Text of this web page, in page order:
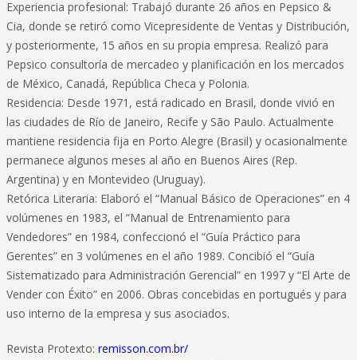
Experiencia profesional: Trabajó durante 26 años en Pepsico &
Cia, donde se retiró como Vicepresidente de Ventas y Distribución,
y posteriormente, 15 años en su propia empresa. Realizó para
Pepsico consultoría de mercadeo y planificación en los mercados
de México, Canadá, República Checa y Polonia.
Residencia: Desde 1971, está radicado en Brasil, donde vivió en
las ciudades de Río de Janeiro, Recife y São Paulo. Actualmente
mantiene residencia fija en Porto Alegre (Brasil) y ocasionalmente
permanece algunos meses al año en Buenos Aires (Rep.
Argentina) y en Montevideo (Uruguay).
Retórica Literaria: Elaboró el “Manual Básico de Operaciones” en 4
volúmenes en 1983, el “Manual de Entrenamiento para
Vendedores” en 1984, confeccionó el “Guía Práctico para
Gerentes” en 3 volúmenes en el año 1989. Concibió el “Guía
Sistematizado para Administración Gerencial” en 1997 y “El Arte de
Vender con Éxito” en 2006. Obras concebidas en portugués y para
uso interno de la empresa y sus asociados.
Revista Protexto: remisson.com.br/